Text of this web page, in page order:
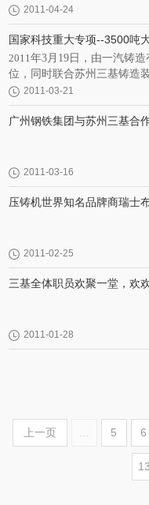
行前往苏州三基铸造装备股
精密卧式实时控制压铸机及
程。西交大苏州研究院副院
工程研究中心苏州中心副主
斌华一行陪同考察。
2011-04-24
国家科技重大专项--3500吨
铸机及成套设备项目启动会
2011年3月 19 日 ，由一汽铸
位，同时联合苏州三基铸造
大学、西安交通大学以及机
技术中心等单位共同实施的
数控机床与基础制造装备”之
2011-03-21
广州钢铁集团与苏州三基合
2011-03-16
压铸机世界知名品牌商瑞士
2011-02-25
三基全体职员欢聚一堂，欢
2011-01-28
上一页 5 6
13